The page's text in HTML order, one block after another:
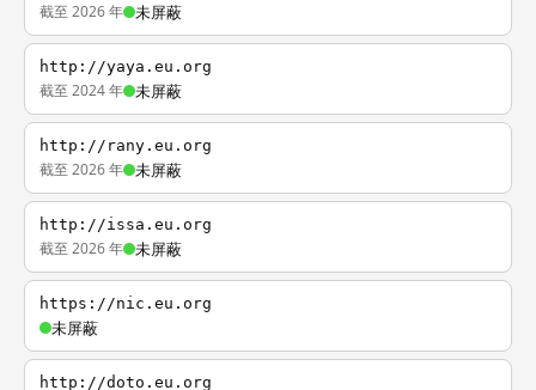
截至 2026 年 未屏蔽
http://yaya.eu.org
截至 2024 年 未屏蔽
http://rany.eu.org
截至 2026 年 未屏蔽
http://issa.eu.org
截至 2026 年 未屏蔽
https://nic.eu.org
未屏蔽
http://doto.eu.org